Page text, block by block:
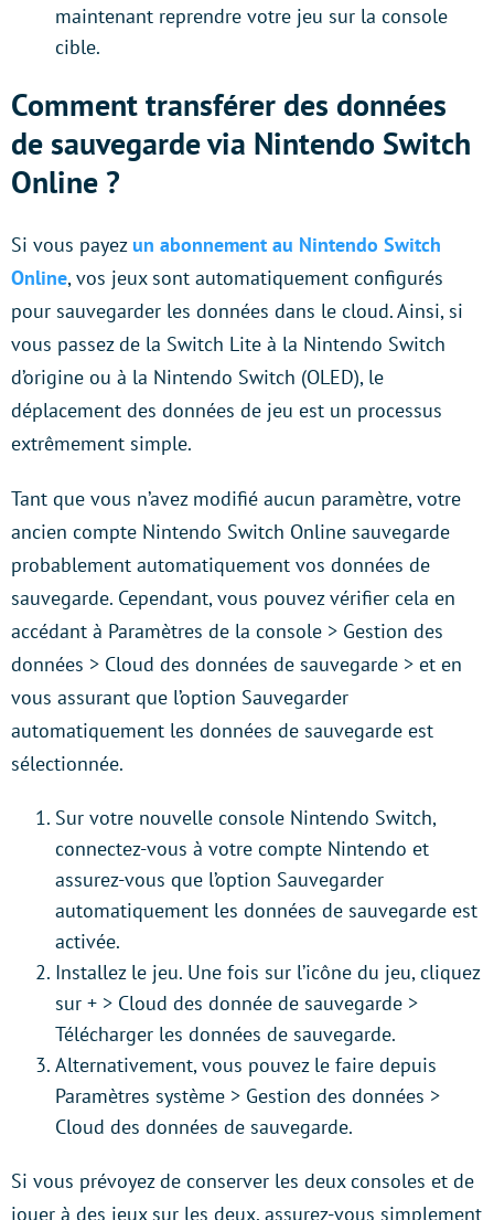
maintenant reprendre votre jeu sur la console
cible.
Comment transférer des données
de sauvegarde via Nintendo Switch
Online ?
Si vous payez un abonnement au Nintendo Switch
Online, vos jeux sont automatiquement configurés
pour sauvegarder les données dans le cloud. Ainsi, si
vous passez de la Switch Lite à la Nintendo Switch
d’origine ou à la Nintendo Switch (OLED), le
déplacement des données de jeu est un processus
extrêmement simple.
Tant que vous n’avez modifié aucun paramètre, votre
ancien compte Nintendo Switch Online sauvegarde
probablement automatiquement vos données de
sauvegarde. Cependant, vous pouvez vérifier cela en
accédant à Paramètres de la console > Gestion des
données > Cloud des données de sauvegarde > et en
vous assurant que l’option Sauvegarder
automatiquement les données de sauvegarde est
sélectionnée.
Sur votre nouvelle console Nintendo Switch,
connectez-vous à votre compte Nintendo et
assurez-vous que l’option Sauvegarder
automatiquement les données de sauvegarde est
activée.
Installez le jeu. Une fois sur l’icône du jeu, cliquez
sur + > Cloud des donnée de sauvegarde >
Télécharger les données de sauvegarde.
Alternativement, vous pouvez le faire depuis
Paramètres système > Gestion des données >
Cloud des données de sauvegarde.
Si vous prévoyez de conserver les deux consoles et de
jouer à des jeux sur les deux, assurez-vous simplement